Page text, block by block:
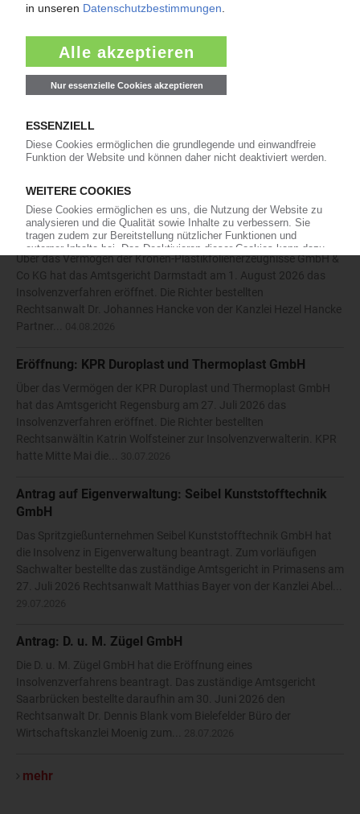
mehr
Insolvenzen
Antrag: Karl Hess GmbH & Co KG
Insolvenzverfahrens beantragt. Das Amtsgericht Siegen bestellte
daraufhin am 27. Juli 2026 den Rechtsanwalt Nikolaos
Antoniadis vom Solinger Büro der Kanzlei Anure zum
Eröffnung: Kronen-Plastikfolienerzeugnisse GmbH & Co
KG
Über das Vermögen der Kronen-Plastikfolienerzeugnisse GmbH &
Co KG hat das Amtsgericht Darmstadt am 1. August 2026 das
Insolvenzverfahren eröffnet. Die Richter bestellten
Rechtsanwalt Dr. Johannes Hancke von der Kanzlei Hezel Hancke
Partner...
Eröffnung: KPR Duroplast und Thermoplast GmbH
Über das Vermögen der KPR Duroplast und Thermoplast GmbH
hat das Amtsgericht Regensburg am 27. Juli 2026 das
Insolvenzverfahren eröffnet. Die Richter bestellten
Rechtsanwältin Katrin Wolfsteiner zur Insolvenzverwalterin. KPR
hatte Mitte Mai die...
Antrag auf Eigenverwaltung: Seibel Kunststofftechnik
GmbH
Das Spritzgießunternehmen Seibel Kunststofftechnik GmbH hat
die Insolvenz in Eigenverwaltung beantragt. Zum vorläufigen
Sachwalter bestellte das zuständige Amtsgericht in Primasens am
27. Juli 2026 Rechtsanwalt Matthias Bayer von der Kanzlei Abel...
Antrag: D. u. M. Zügel GmbH
Die D. u. M. Zügel GmbH hat die Eröffnung eines
Insolvenzverfahrens beantragt. Das zuständige Amtsgericht
Saarbrücken bestellte daraufhin am 30. Juni 2026 den
Rechtsanwalt Dr. Dennis Blank vom Bielefelder Büro der
Wirtschaftskanzlei Moenig zum...
mehr